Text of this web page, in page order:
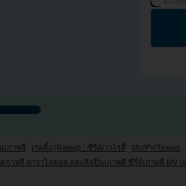
เกาหลี เรตติ้ง (Rating) : ซีรี่ย์/วาไรตี้
MV/PV/Teaser
เกาหลี ดาราไอดอล และศิลปินเกาหลี ซีรี่ย์เกาหลี MV